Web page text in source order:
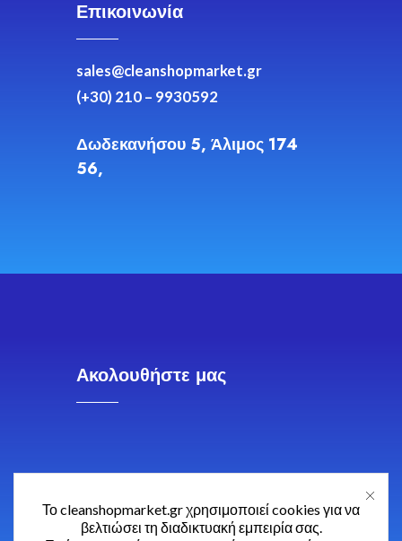
Το cleanshopmarket.gr χρησιμοποιεί cookies για να
βελτιώσει τη διαδικτυακή εμπειρία σας.
Επικοινωνία
sales@cleanshopmarket.gr
(+30) 210 – 9930592
Δωδεκανήσου 5, Άλιμος 174
56,
Ακολουθήστε μας